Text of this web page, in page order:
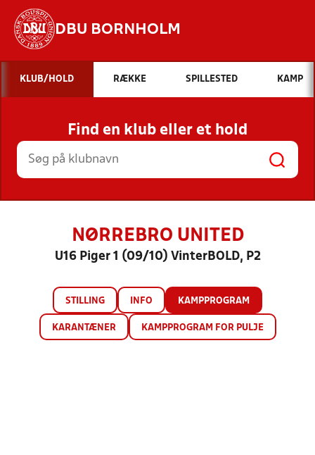
DBU BORNHOLM
Hvad vil du søge efter?
INDHOLD OG NYHEDER
STILLINGER, RESULTATER, KLUBBER OG
HOLD
KLUB/HOLD RÆKKE SPILLESTED KAMP
Find en klub eller et hold
NØRREBRO UNITED
U16 Piger 1 (09/10) VinterBOLD, P2
STILLING INFO KAMPPROGRAM
KARANTÆNER KAMPPROGRAM FOR PULJE